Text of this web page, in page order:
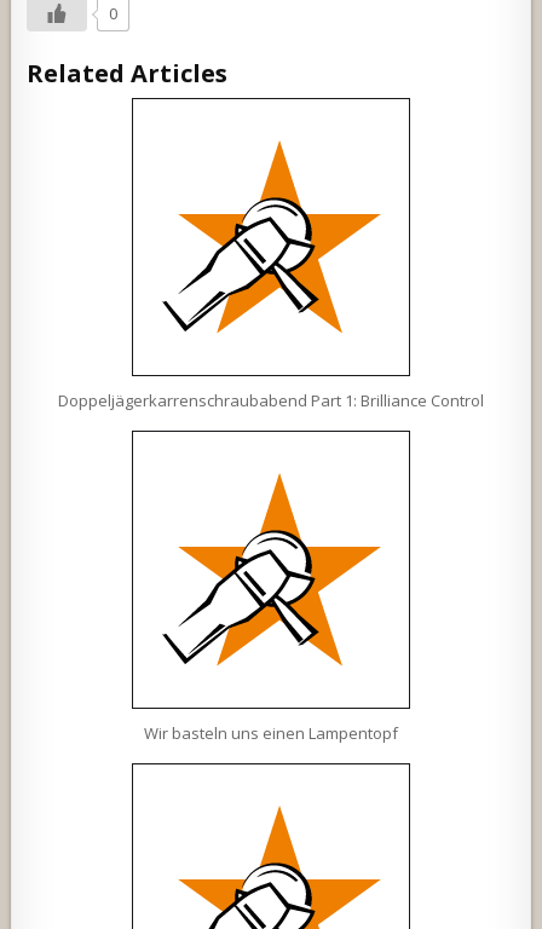
0
Related Articles
Doppeljägerkarrenschraubabend Part 1: Brilliance Control
Wir basteln uns einen Lampentopf